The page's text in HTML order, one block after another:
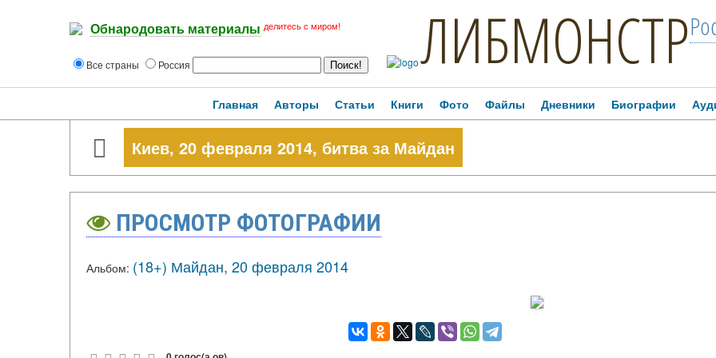
Обнародовать материалы делитесь с миром!
Все страны Россия ЛИБМОНСТР
Главная Авторы Статьи Книги Фото Файлы Дневники Биографии
Киев, 20 февраля 2014, битва за Майдан
ПРОСМОТР ФОТОГРАФИИ
Альбом: (18+) Майдан, 20 февраля 2014